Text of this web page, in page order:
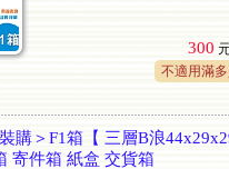
300
不適用滿
購＞F1箱【 三層B浪
寄件箱 紙盒 交貨箱